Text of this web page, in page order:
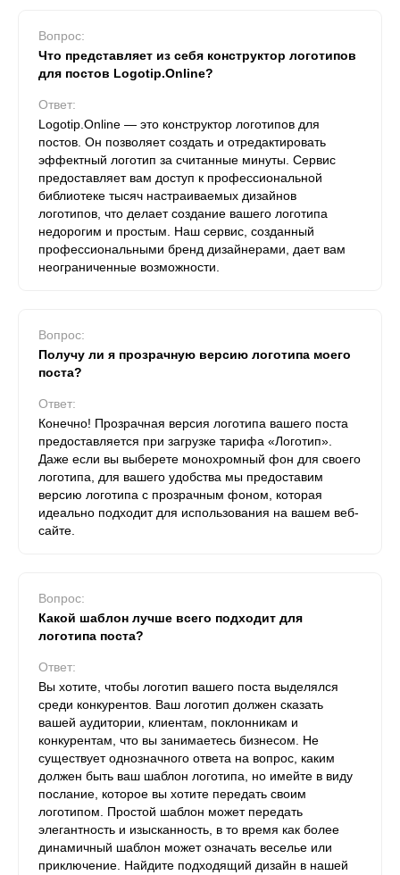
Вопрос:
Что представляет из себя конструктор логотипов
для постов Logotip.Online?
Ответ:
Logotip.Online — это конструктор логотипов для
постов. Он позволяет создать и отредактировать
эффектный логотип за считанные минуты. Сервис
предоставляет вам доступ к профессиональной
библиотеке тысяч настраиваемых дизайнов
логотипов, что делает создание вашего логотипа
недорогим и простым. Наш сервис, созданный
профессиональными бренд дизайнерами, дает вам
неограниченные возможности.
Вопрос:
Получу ли я прозрачную версию логотипа моего
поста?
Ответ:
Конечно! Прозрачная версия логотипа вашего поста
предоставляется при загрузке тарифа «Логотип».
Даже если вы выберете монохромный фон для своего
логотипа, для вашего удобства мы предоставим
версию логотипа с прозрачным фоном, которая
идеально подходит для использования на вашем веб-
сайте.
Вопрос:
Какой шаблон лучше всего подходит для
логотипа поста?
Ответ:
Вы хотите, чтобы логотип вашего поста выделялся
среди конкурентов. Ваш логотип должен сказать
вашей аудитории, клиентам, поклонникам и
конкурентам, что вы занимаетесь бизнесом. Не
существует однозначного ответа на вопрос, каким
должен быть ваш шаблон логотипа, но имейте в виду
послание, которое вы хотите передать своим
логотипом. Простой шаблон может передать
элегантность и изысканность, в то время как более
динамичный шаблон может означать веселье или
приключение. Найдите подходящий дизайн в нашей